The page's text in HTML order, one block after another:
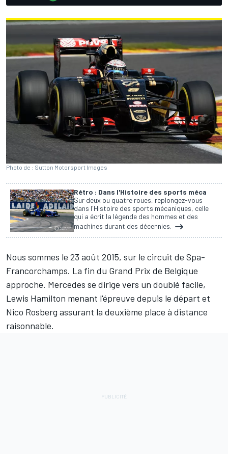
Photo de : Sutton Motorsport Images
Rétro : Dans l'Histoire des sports méca
Sur deux ou quatre roues, replongez-vous
dans l'Histoire des sports mécaniques, celle
qui a écrit la légende des hommes et des
machines durant des décennies.
Nous sommes le 23 août 2015, sur le circuit de Spa-
Francorchamps. La fin du Grand Prix de Belgique
approche. Mercedes se dirige vers un doublé facile,
Lewis Hamilton menant l'épreuve depuis le départ et
Nico Rosberg assurant la deuxième place à distance
raisonnable.